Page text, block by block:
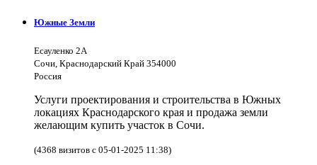
Южные Земли
Есауленко 2А
Сочи, Краснодарский Край 354000
Россия
Услуги проектирования и строительства в Южных
локациях Краснодарского края и продажа земли
желающим купить участок в Сочи.
(4368 визитов с 05-01-2025 11:38)